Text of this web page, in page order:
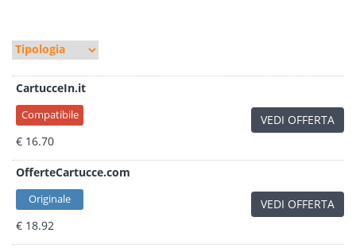
CartucceIn.it
Compatibile
€ 16.70
VEDI OFFERTA
OfferteCartucce.com
Originale
€ 18.92
VEDI OFFERTA